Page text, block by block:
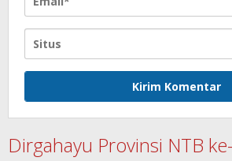
Dirgahayu Provinsi NTB